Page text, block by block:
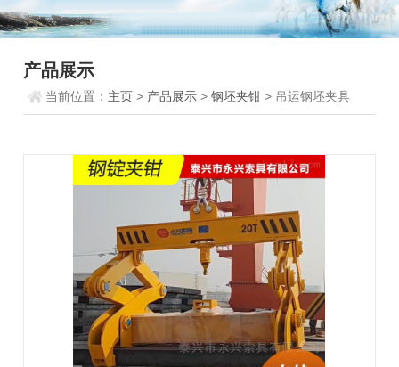
产品展示
当前位置： 主页 > 产品展示 >钢坯夹钳 > 吊运钢坯夹具